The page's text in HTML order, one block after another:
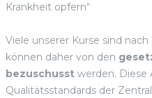
Krankheit opfern“
Viele unserer Kurse sind
können daher von den
bezuschusst werden. Diese
Qualitätsstandards der